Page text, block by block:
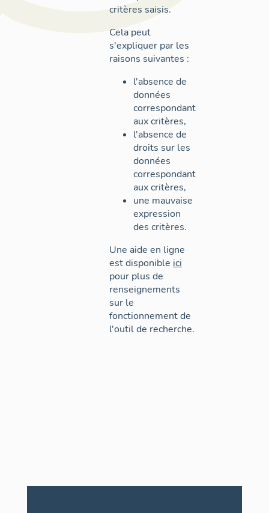
critères saisis.
Cela peut
s'expliquer par les
raisons suivantes :
l'absence de
données
correspondant
aux critères,
l'absence de
droits sur les
données
correspondant
aux critères,
une mauvaise
expression
des critères.
Une aide en ligne
est disponible ici
pour plus de
renseignements
sur le
fonctionnement de
l'outil de recherche.